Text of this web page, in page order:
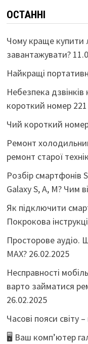
ОСТАННІ
Чому краще купити
завантажувати?
Найкращі
Небезпека
короткий номер 221
Чий короткий
Ремонт
ремонт старої
Розбір смартфонів
Galaxy S, A, M? Чим
Як підключити
Покрокова
Просторове аудіо.
MAX? 26.02.2025
Несправності
варто займатися
26.02.2025
Часові пояси світу
🖥️ Ваш комп’ютер